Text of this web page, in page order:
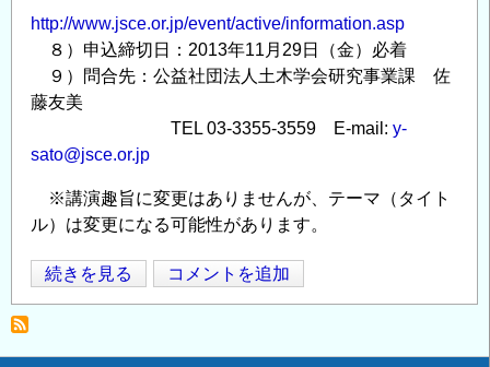
http://www.jsce.or.jp/event/active/information.asp
８）申込締切日：2013年11月29日（金）必着
９）問合先：公益社団法人土木学会研究事業課 佐
藤友美
TEL 03-3355-3559 E-mail: y-
sato@jsce.or.jp
※講演趣旨に変更はありませんが、テーマ（タイト
ル）は変更になる可能性があります。
第
13
地
続きを見る コメントを追加